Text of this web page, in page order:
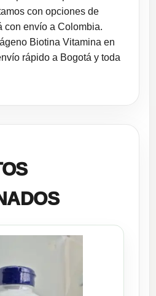
con opciones de
con envío a Colombia.
Biotina Vitamina en
rápido a Bogotá y toda